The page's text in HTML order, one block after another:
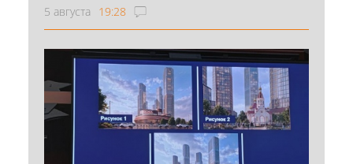
5 августа 19:28